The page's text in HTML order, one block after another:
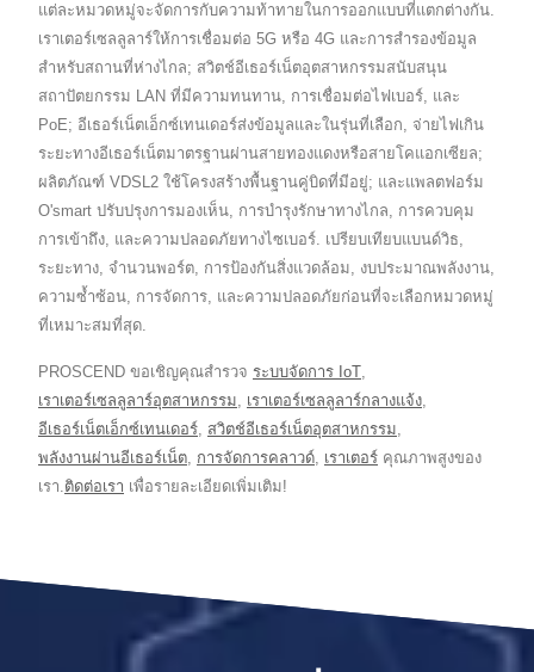
แต่ละหมวดหมู่จะจัดการกับความท้าทายในการออกแบบที่แตกต่างกัน.
เราเตอร์เซลลูลาร์ให้การเชื่อมต่อ 5G หรือ 4G และการสำรองข้อมูล
สำหรับสถานที่ห่างไกล; สวิตช์อีเธอร์เน็ตอุตสาหกรรมสนับสนุน
สถาปัตยกรรม LAN ที่มีความทนทาน, การเชื่อมต่อไฟเบอร์, และ
PoE; อีเธอร์เน็ตเอ็กซ์เทนเดอร์ส่งข้อมูลและในรุ่นที่เลือก, จ่ายไฟเกิน
ระยะทางอีเธอร์เน็ตมาตรฐานผ่านสายทองแดงหรือสายโคแอกเซียล;
ผลิตภัณฑ์ VDSL2 ใช้โครงสร้างพื้นฐานคู่บิดที่มีอยู่; และแพลตฟอร์ม
O'smart ปรับปรุงการมองเห็น, การบำรุงรักษาทางไกล, การควบคุม
การเข้าถึง, และความปลอดภัยทางไซเบอร์. เปรียบเทียบแบนด์วิธ,
ระยะทาง, จำนวนพอร์ต, การป้องกันสิ่งแวดล้อม, งบประมาณพลังงาน,
ความซ้ำซ้อน, การจัดการ, และความปลอดภัยก่อนที่จะเลือกหมวดหมู่
ที่เหมาะสมที่สุด.
PROSCEND ขอเชิญคุณสำรวจ ระบบจัดการ IoT,
เราเตอร์เซลลูลาร์อุตสาหกรรม, เราเตอร์เซลลูลาร์กลางแจ้ง,
อีเธอร์เน็ตเอ็กซ์เทนเดอร์, สวิตช์อีเธอร์เน็ตอุตสาหกรรม,
พลังงานผ่านอีเธอร์เน็ต, การจัดการคลาวด์, เราเตอร์ คุณภาพสูงของ
เรา.ติดต่อเรา เพื่อรายละเอียดเพิ่มเติม!